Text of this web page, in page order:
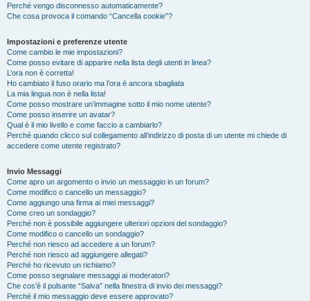
Perché vengo disconnesso automaticamente?
Che cosa provoca il comando “Cancella cookie”?
Impostazioni e preferenze utente
Come cambio le mie impostazioni?
Come posso evitare di apparire nella lista degli utenti in linea?
L’ora non è corretta!
Ho cambiato il fuso orario ma l’ora è ancora sbagliata
La mia lingua non è nella lista!
Come posso mostrare un’immagine sotto il mio nome utente?
Come posso inserire un avatar?
Qual è il mio livello e come faccio a cambiarlo?
Perché quando clicco sul collegamento all’indirizzo di posta di un utente mi chiede di
accedere come utente registrato?
Invio Messaggi
Come apro un argomento o invio un messaggio in un forum?
Come modifico o cancello un messaggio?
Come aggiungo una firma ai miei messaggi?
Come creo un sondaggio?
Perché non è possibile aggiungere ulteriori opzioni del sondaggio?
Come modifico o cancello un sondaggio?
Perché non riesco ad accedere a un forum?
Perché non riesco ad aggiungere allegati?
Perché ho ricevuto un richiamo?
Come posso segnalare messaggi ai moderatori?
Che cos’è il pulsante “Salva” nella finestra di invio dei messaggi?
Perché il mio messaggio deve essere approvato?